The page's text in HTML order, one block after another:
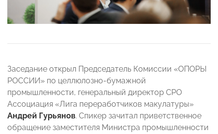
Заседание открыл Председатель Комиссии «ОПОРЫ
РОССИИ» по целлюлозно-бумажной
промышленности, генеральный директор СРО
Ассоциация «Лига переработчиков макулатуры»
Андрей Гурьянов. Спикер зачитал приветственное
обращение заместителя Министра промышленности